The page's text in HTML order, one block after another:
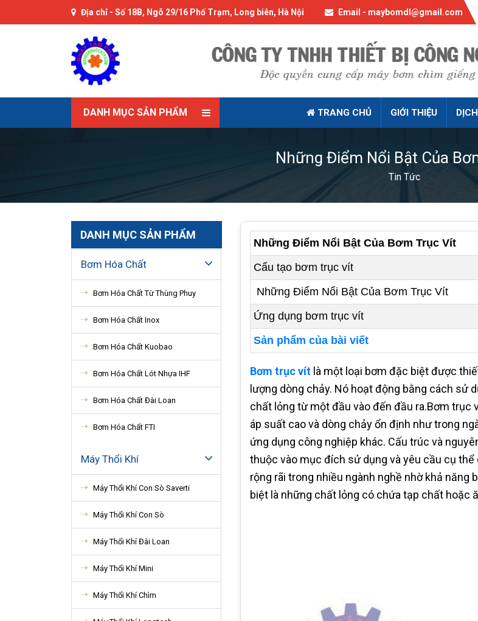
Địa chỉ - Số 18B, Ngõ 29/16 Phố Trạm, Long biên, Hà Nội Email - maybomdl@gmail.com
DANH MỤC SẢN PHẨM TRANG CHỦ GIỚI THIỆU
Những Điểm Nổi Bật Của
Tin Tức
DANH MỤC SẢN PHẨM
Bơm Hóa Chất
Bơm Hóa Chất Từ Thùng Phuy
Bơm Hóa Chất Inox
Bơm Hóa Chất Kuobao
Bơm Hóa Chất Lót Nhựa IHF
Bơm Hóa Chất Đài Loan
Bơm Hóa Chất FTI
Máy Thổi Khí
Máy Thổi Khí Con Sò Saverti
Máy Thổi Khí Con Sò
Máy Thổi Khí Đài Loan
Máy Thổi Khí Mini
Máy Thổi Khí Chìm
Những Điểm Nổi Bật Của Bơm Trục Vít
Cấu tạo bơm trục vít
Những Điểm Nổi Bật Của Bơm Trục Vít
Ứng dụng bơm trục vít
Sản phẩm của bài viết
Bơm trục vítlà một loại bơm đặc biệt được
lượng dòng chảy. Nó hoạt động bằng cách sử
chất lỏng từ một đầu vào đến đầu ra.Bơm
áp suất cao và dòng chảy ổn định như trong
ứng dụng công nghiệp khác. Cấu trúc và
thuộc vào mục đích sử dụng và yêu cầu cụ
rộng rãi trong nhiều ngành nghề nhờ khả
biệt là những chất lỏng có chứa tạp chất hoặc